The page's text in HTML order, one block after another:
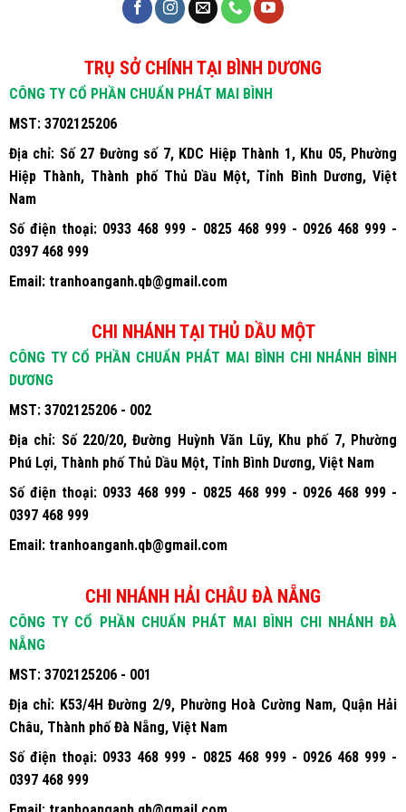
TRỤ SỞ CHÍNH TẠI BÌNH DƯƠNG
CÔNG TY CỔ PHẦN CHUẨN PHÁT MAI BÌNH
MST:3702125206
Địa chỉ: Số 27 Đường số 7, KDC Hiệp Thành 1, Khu 05, Phường
Hiệp Thành, Thành phố Thủ Dầu Một, Tỉnh Bình Dương, Việt
Nam
Số điện thoại: 0933 468 999 - 0825 468 999 - 0926 468 999 -
0397 468 999
Email:tranhoanganh.qb@gmail.com
CHI NHÁNH TẠI THỦ DẦU MỘT
CÔNG TY CỔ PHẦN CHUẨN PHÁT MAI BÌNH CHI NHÁNH BÌNH
DƯƠNG
MST:3702125206 - 002
Địa chỉ: Số 220/20, Đường Huỳnh Văn Lũy, Khu phố 7, Phường
Phú Lợi, Thành phố Thủ Dầu Một, Tỉnh Bình Dương, Việt Nam
Số điện thoại: 0933 468 999 - 0825 468 999 - 0926 468 999 -
0397 468 999
Email:tranhoanganh.qb@gmail.com
CHI NHÁNH HẢI CHÂU ĐÀ NẴNG
CÔNG TY CỔ PHẦN CHUẨN PHÁT MAI BÌNH CHI NHÁNH ĐÀ
NẴNG
MST:3702125206 - 001
Địa chỉ: K53/4H Đường 2/9, Phường Hoà Cường Nam, Quận Hải
Châu, Thành phố Đà Nẵng, Việt Nam
Số điện thoại: 0933 468 999 - 0825 468 999 - 0926 468 999 -
0397 468 999